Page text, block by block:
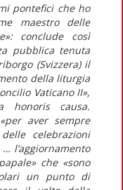
pontefici che ho
maestro delle
conclude così
pubblica tenuta
(Svizzera) il
della liturgia
Vaticano II»,
honoris causa.
aver sempre
celebrazioni
l’aggiornamento
che «sono
un punto di